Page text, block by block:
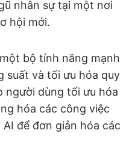
nhân sự tại một nơi
hội mới.
bộ tính năng mạnh
suất và tối ưu hóa quy
người dùng tối ưu hóa
hóa các công việc
để đơn giản hóa các